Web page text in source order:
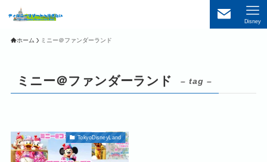
Disney
ホーム ミニー＠ファンダーランド
ミニー＠ファンダーランド – tag –
TokyoDisneyLand